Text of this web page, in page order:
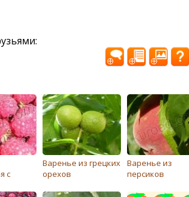
с
Варенье из грецких
орехов
Варенье из
персиков